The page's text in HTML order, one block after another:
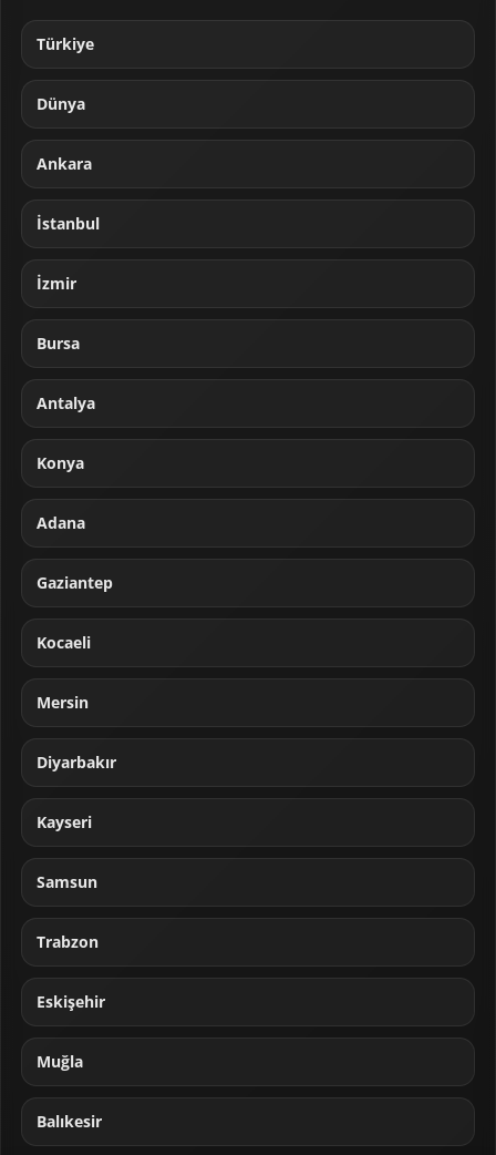
Türkiye
Dünya
Ankara
İstanbul
İzmir
Bursa
Antalya
Konya
Adana
Gaziantep
Kocaeli
Mersin
Diyarbakır
Kayseri
Samsun
Trabzon
Eskişehir
Muğla
Balıkesir